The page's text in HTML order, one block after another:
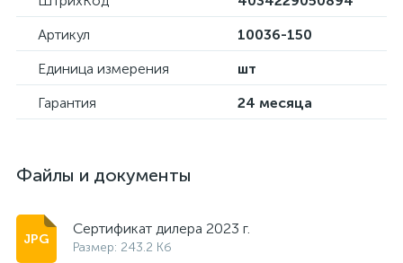
Артикул
10036-150
Единица измерения
шт
Гарантия
24 месяца
Файлы и документы
Сертификат дилера 2023 г.
Размер: 243.2 Кб